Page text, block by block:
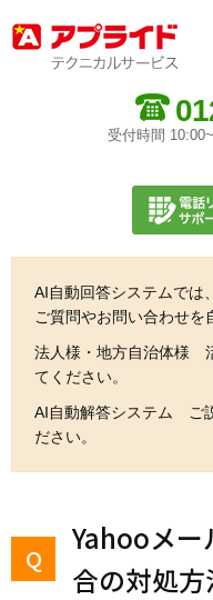
受付時間
AI自動回答システムでは
ご質問やお問い合わせを
法人様・地方自治体様
てください。
AI自動解答システム ご
ださい。
Yahooメー
合の対処方